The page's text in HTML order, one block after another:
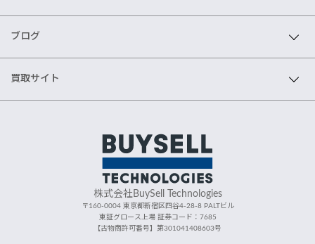
ブログ
買取サイト
株式会社BuySell Technologies
〒160-0004 東京都新宿区四谷4-28-8 PALTビル
東証グロース上場 証券コード：7685
【古物商許可番号】第301041408603号